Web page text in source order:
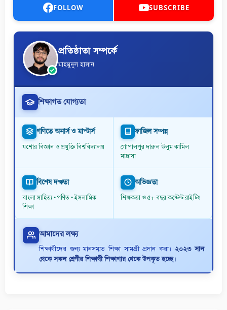
FOLLOW SUBSCRIBE
প্রতিষ্ঠাতা সম্পর্কে
মাহমুদুল হাসান
শিক্ষাগত যোগ্যতা
গণিতে অনার্স ও মাস্টার্স
যশোর বিজ্ঞান ও প্রযুক্তি বিশ্ববিদ্যালয়
ফাজিল সম্পন্ন
গোপালপুর দারুল উলুম কামিল
মাদ্রাসা
বিশেষ দক্ষতা
বাংলা সাহিত্য • গণিত • ইসলামিক
শিক্ষা
অভিজ্ঞতা
শিক্ষকতা ও ৫+ বছর কন্টেন্ট রাইটিং
আমাদের লক্ষ্য
শিক্ষার্থীদের জন্য মানসম্মত শিক্ষা সামগ্রী প্রদান করা। ২০২৩ সাল
থেকে সকল শ্রেণীর শিক্ষার্থী শিক্ষাগার থেকে উপকৃত হচ্ছে।